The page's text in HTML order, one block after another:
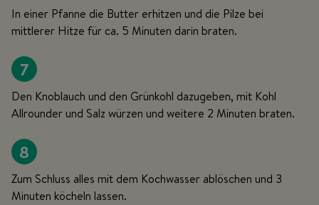
In einer Pfanne die Butter erhitzen und die Pilze bei
mittlerer Hitze für ca. 5 Minuten darin braten.
7
Den Knoblauch und den Grünkohl dazugeben, mit Kohl
Allrounder und Salz würzen und weitere 2 Minuten braten.
8
Zum Schluss alles mit dem Kochwasser ablöschen und 3
Minuten köcheln lassen.